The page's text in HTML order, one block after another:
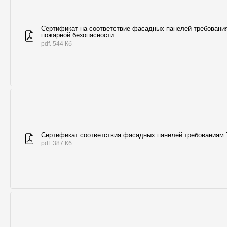
Сертификат на соответствие фасадных панелей
пожарной безопасности
pdf. 544 Кб
Сертификат соответствия фасадных панелей требованиям
pdf. 387 Кб